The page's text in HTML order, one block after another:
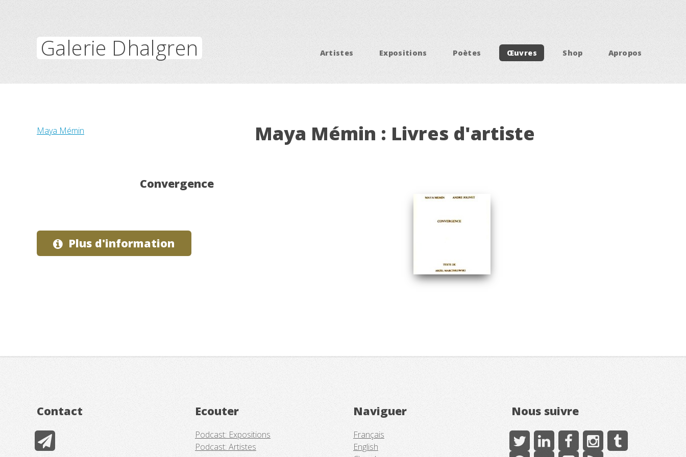
Galerie Dhalgren Artistes Expositions Poètes Œuvres Shop Apropos
Maya Mémin
Convergence
Plus d'information
Maya Mémin : Livres d'artiste
Contact Ecouter
Podcast: Expositions
Podcast: Artistes
Naviguer
Français
English
Nous suivre